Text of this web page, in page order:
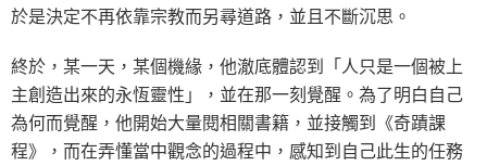
於是決定不再依靠宗教而另尋道路，並且不斷沉思。
終於，某一天，某個機緣，他澈底體認到「人只是一個被上
主創造出來的永恆靈性」，並在那一刻覺醒。為了明白自己
為何而覺醒，他開始大量閱相關書籍，並接觸到《奇蹟課
程》，而在弄懂當中觀念的過程中，感知到自己此生的任務